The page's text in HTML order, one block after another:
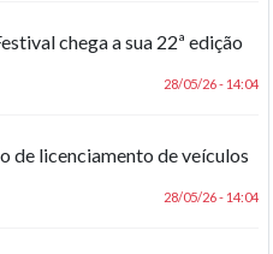
chega a sua 22ª edição
28/05/26 - 14:04
de licenciamento de veículos
28/05/26 - 14:04